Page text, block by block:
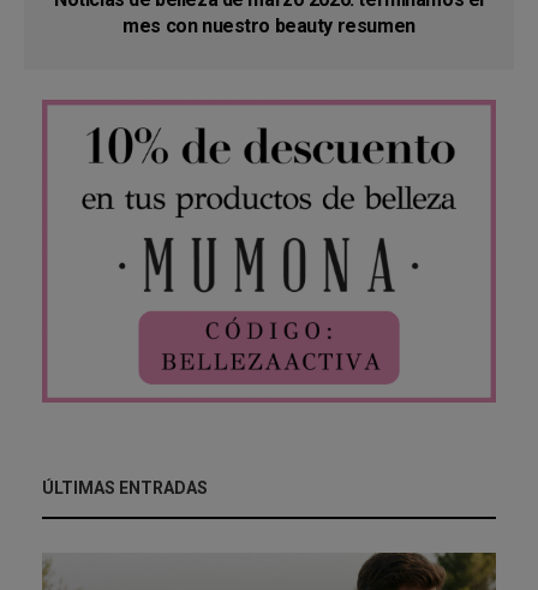
mes con nuestro beauty resumen
ÚLTIMAS ENTRADAS